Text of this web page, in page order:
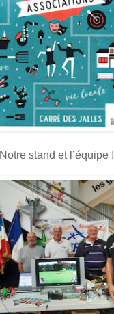
Notre stand et l’équipe !